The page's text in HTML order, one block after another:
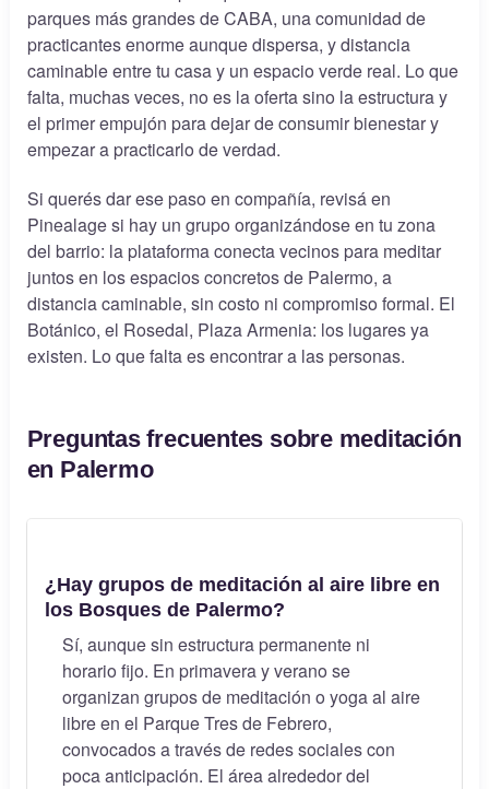
parques más grandes de CABA, una comunidad de
practicantes enorme aunque dispersa, y distancia
caminable entre tu casa y un espacio verde real. Lo que
falta, muchas veces, no es la oferta sino la estructura y
el primer empujón para dejar de consumir bienestar y
empezar a practicarlo de verdad.
Si querés dar ese paso en compañía, revisá en
Pinealage si hay un grupo organizándose en tu zona
del barrio: la plataforma conecta vecinos para meditar
juntos en los espacios concretos de Palermo, a
distancia caminable, sin costo ni compromiso formal. El
Botánico, el Rosedal, Plaza Armenia: los lugares ya
existen. Lo que falta es encontrar a las personas.
Preguntas frecuentes sobre meditación
en Palermo
¿Hay grupos de meditación al aire libre en
los Bosques de Palermo?
Sí, aunque sin estructura permanente ni
horario fijo. En primavera y verano se
organizan grupos de meditación o yoga al aire
libre en el Parque Tres de Febrero,
convocados a través de redes sociales con
poca anticipación. El área alrededor del